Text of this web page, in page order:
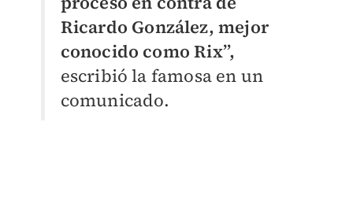
Ricardo González, mejor
conocido como Rix”,
escribió la famosa en un
comunicado.